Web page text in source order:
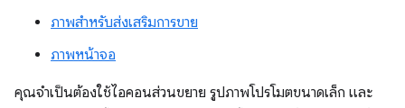
ภาพสำหรับส่งเสริมการขาย
ภาพหน้าจอ
คุณจำเป็นต้องใช้ไอคอนส่วนขยาย รูปภาพโปรโมตขนาดเล็ก และ